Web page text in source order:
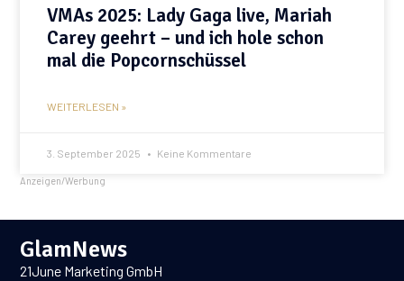
VMAs 2025: Lady Gaga live, Mariah
Carey geehrt – und ich hole schon
mal die Popcornschüssel
WEITERLESEN »
3. September 2025 Keine Kommentare
Anzeigen/Werbung
GlamNews
21June Marketing GmbH